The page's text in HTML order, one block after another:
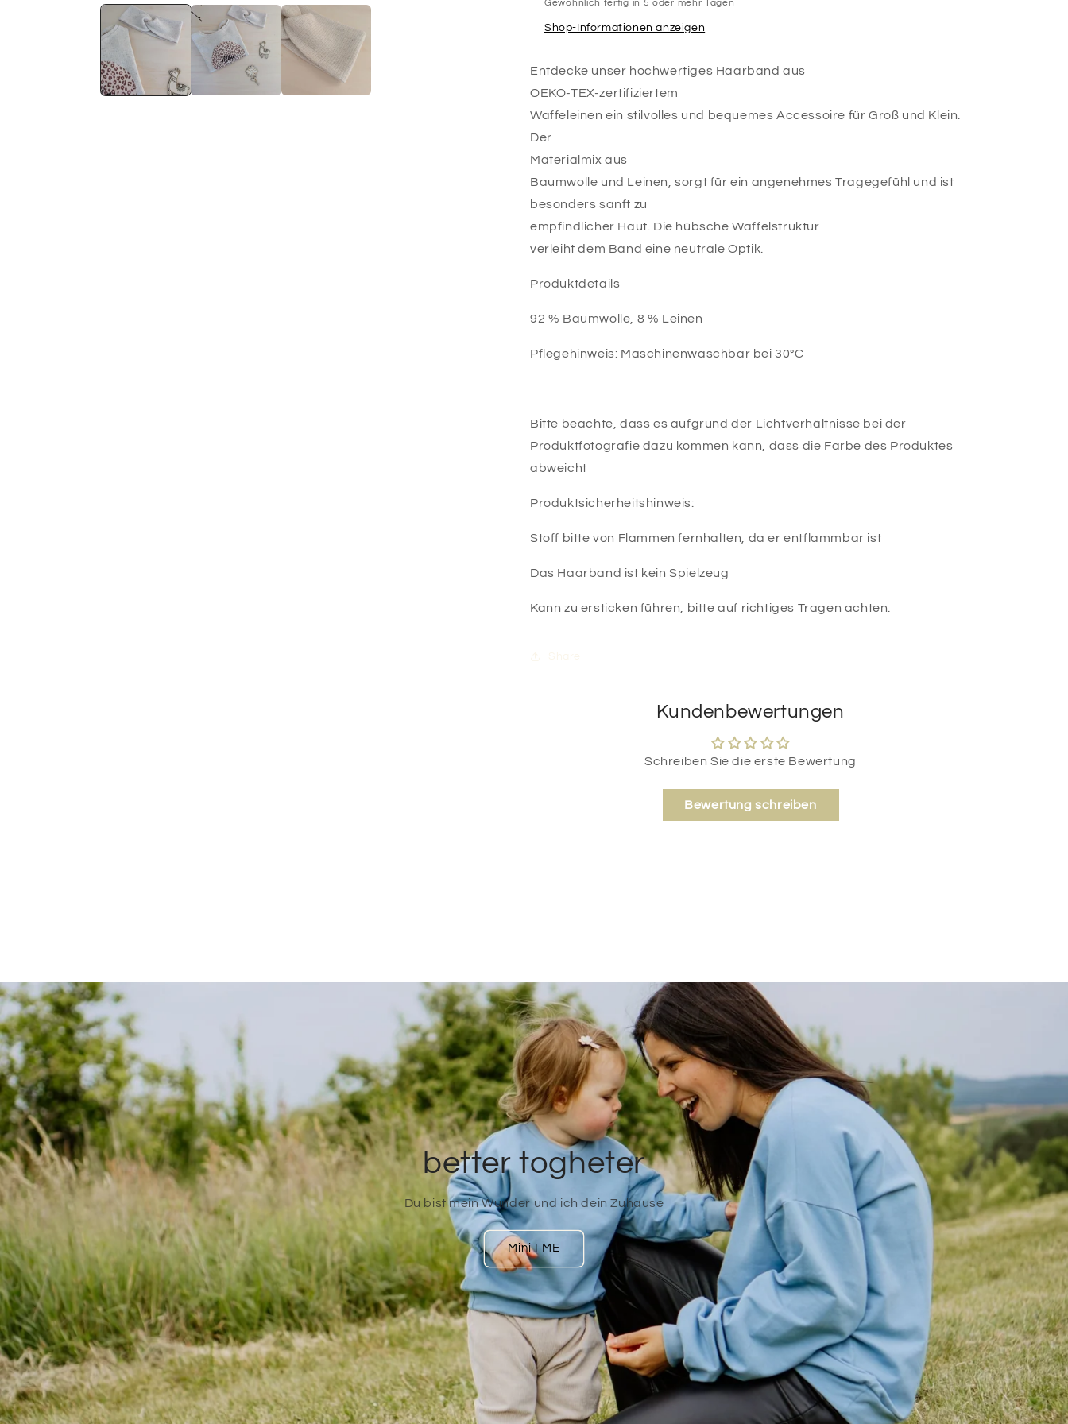
Gewöhnlich fertig in 5 oder mehr Tagen
Shop-Informationen anzeigen
Entdecke unser hochwertiges Haarband aus
OEKO-TEX-zertifiziertem
Waffeleinen ein stilvolles und bequemes Accessoire für Groß und Klein.
Der
Materialmix aus
Baumwolle und Leinen, sorgt für ein angenehmes Tragegefühl und ist
besonders sanft zu
empfindlicher Haut. Die hübsche Waffelstruktur
verleiht dem Band eine neutrale Optik.
Produktdetails
92 % Baumwolle, 8 % Leinen
Pflegehinweis: Maschinenwaschbar bei 30°C
Bitte beachte, dass es aufgrund der Lichtverhältnisse bei der
Produktfotografie dazu kommen kann, dass die Farbe des Produktes
abweicht
Produktsicherheitshinweis:
Stoff bitte von Flammen fernhalten, da er entflammbar ist
Das Haarband ist kein Spielzeug
Kann zu ersticken führen, bitte auf richtiges Tragen achten.
Kundenbewertungen
Schreiben Sie die erste Bewertung
Bewertung schreiben
better togheter
Du bist mein Wunder und ich dein Zuhause
Mini I ME